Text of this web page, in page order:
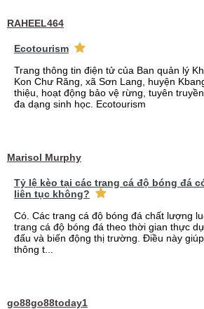
RAHEEL464
Ecotourism
Trang thông tin điện tử của Ban quản lý
Kon Chư Răng, xã Sơn Lang, huyện
thiệu, hoạt động bảo vệ rừng, tuyên
đa dạng sinh học. Ecotourism
Marisol Murphy
Tỷ lệ kèo tại các trang cá độ bóng đá
liên tục không?
Có. Các trang cá độ bóng đá chất lượng
trang cá độ bóng đá theo thời gian thực
đấu và biến động thị trường. Điều này
thông t...
go88go88today1